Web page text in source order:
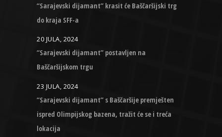
“Sarajevski dijamant” krasit će Baščaršijski trg
do kraja SFF-a
20 JULA, 2024
“Sarajevski dijamant” postavljen na
Baščaršijskom trgu
23 JULA, 2024
“Sarajevski dijamant” s Baščaršije premješten
ispred Olimpijskog bazena, tražit će se i treća
lokacija